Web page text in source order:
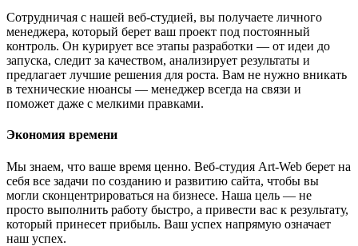
Сотрудничая с нашей веб-студией, вы получаете личного
менеджера, который берет ваш проект под постоянный
контроль. Он курирует все этапы разработки — от идеи до
запуска, следит за качеством, анализирует результаты и
предлагает лучшие решения для роста. Вам не нужно вникать
в технические нюансы — менеджер всегда на связи и
поможет даже с мелкими правками.
Экономия времени
Мы знаем, что ваше время ценно. Веб-студия Art-Web берет на
себя все задачи по созданию и развитию сайта, чтобы вы
могли сконцентрироваться на бизнесе. Наша цель — не
просто выполнить работу быстро, а привести вас к результату,
который принесет прибыль. Ваш успех напрямую означает
наш успех.